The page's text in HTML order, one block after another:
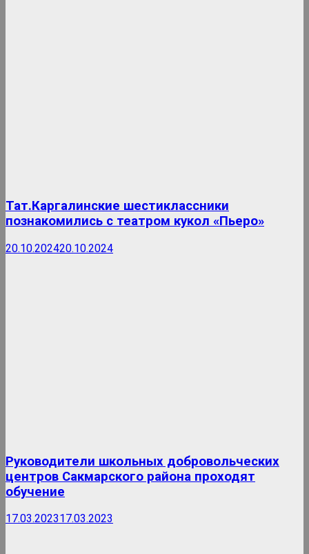
Тат.Каргалинские шестиклассники
познакомились с театром кукол «Пьеро»
20.10.202420.10.2024
Руководители школьных добровольческих
центров Сакмарского района проходят
обучение
17.03.202317.03.2023